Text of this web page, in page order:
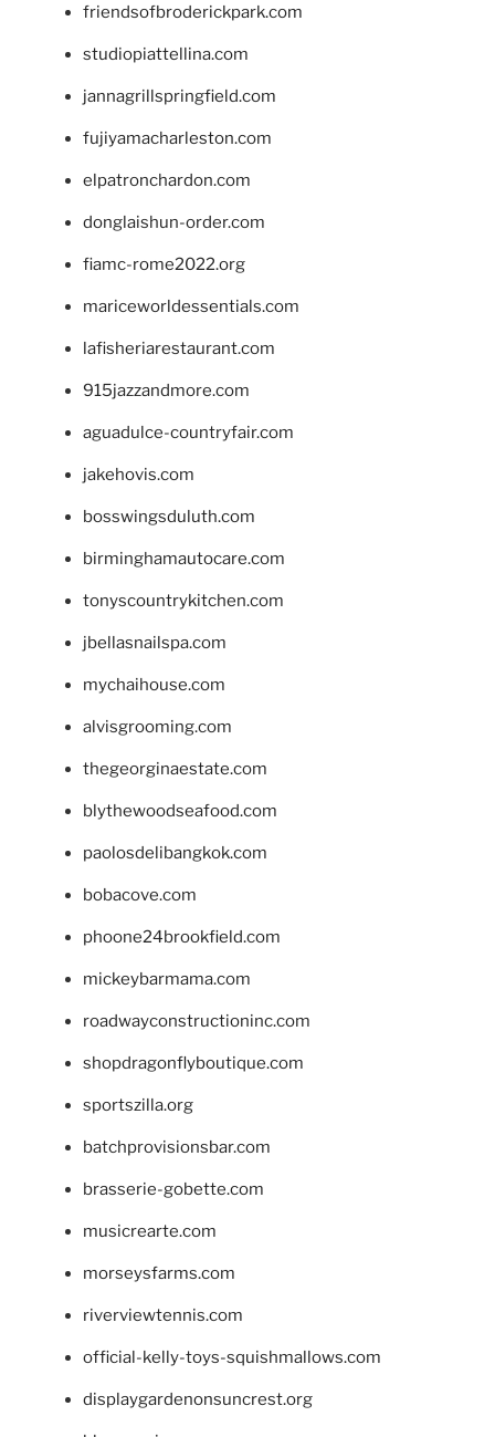
friendsofbroderickpark.com
studiopiattellina.com
jannagrillspringfield.com
fujiyamacharleston.com
elpatronchardon.com
donglaishun-order.com
fiamc-rome2022.org
mariceworldessentials.com
lafisheriarestaurant.com
915jazzandmore.com
aguadulce-countryfair.com
jakehovis.com
bosswingsduluth.com
birminghamautocare.com
tonyscountrykitchen.com
jbellasnailspa.com
mychaihouse.com
alvisgrooming.com
thegeorginaestate.com
blythewoodseafood.com
paolosdelibangkok.com
bobacove.com
phoone24brookfield.com
mickeybarmama.com
roadwayconstructioninc.com
shopdragonflyboutique.com
sportszilla.org
batchprovisionsbar.com
brasserie-gobette.com
musicrearte.com
morseysfarms.com
riverviewtennis.com
official-kelly-toys-squishmallows.com
displaygardenonsuncrest.org